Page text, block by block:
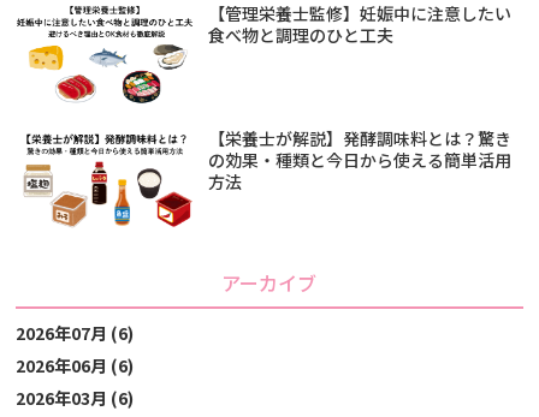
【管理栄養士監修】妊娠中に注意したい
食べ物と調理のひと工夫
【栄養士が解説】発酵調味料とは？驚き
の効果・種類と今日から使える簡単活用
方法
アーカイブ
2026年07月 (6)
2026年06月 (6)
2026年03月 (6)